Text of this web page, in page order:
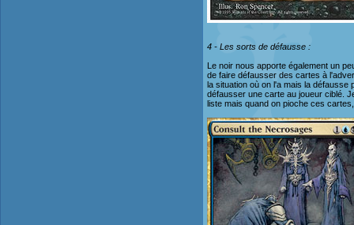
4 - Les sorts de défausse :
Le noir nous apporte également un
de faire défausser des cartes à
la situation où on l'a mais la
défausser une carte au joueur ciblé.
liste mais quand on pioche ces